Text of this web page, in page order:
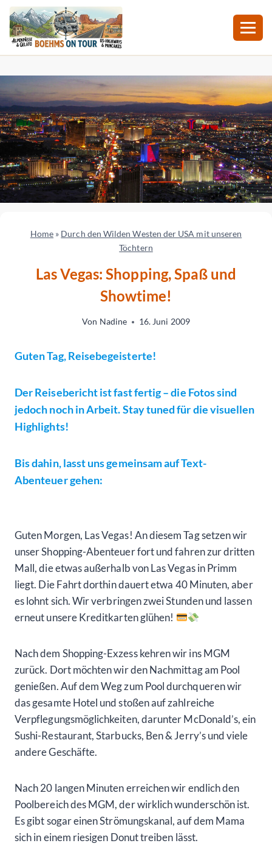
springen
Home » Durch den Wilden Westen der USA mit unseren
Töchtern
Las Vegas: Shopping, Spaß und
Showtime!
Von Nadine 16. Juni 2009
Guten Tag, Reisebegeisterte!
Der Reisebericht ist fast fertig – die Fotos sind
jedoch noch in Arbeit. Stay tuned für die visuellen
Highlights!
Bis dahin, lasst uns gemeinsam auf Text-
Abenteuer gehen:
Guten Morgen, Las Vegas! An diesem Tag setzen wir
unser Shopping-Abenteuer fort und fahren zur dritten
Mall, die etwas außerhalb von Las Vegas in Primm
liegt. Die Fahrt dorthin dauert etwa 40 Minuten, aber
es lohnt sich. Wir verbringen zwei Stunden und lassen
erneut unsere Kreditkarten glühen!
Nach dem Shopping-Exzess kehren wir ins MGM
zurück. Dort möchten wir den Nachmittag am Pool
genießen. Auf dem Weg zum Pool durchqueren wir
das gesamte Hotel und stoßen auf zahlreiche
Verpflegungsmöglichkeiten, darunter McDonald’s, ein
Sushi-Restaurant, Starbucks, Ben & Jerry’s und viele
andere Geschäfte.
Nach 20 langen Minuten erreichen wir endlich den
Poolbereich des MGM, der wirklich wunderschön ist.
Es gibt sogar einen Strömungskanal, auf dem Mama
sich in einem riesigen Donut treiben lässt.